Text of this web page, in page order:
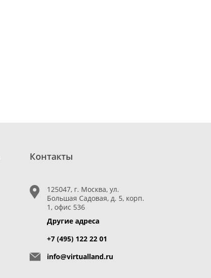
Контакты
125047, г. Москва, ул.
Большая Садовая, д. 5, корп.
1, офис 536
Другие адреса
+7 (495) 122 22 01
info@virtualland.ru